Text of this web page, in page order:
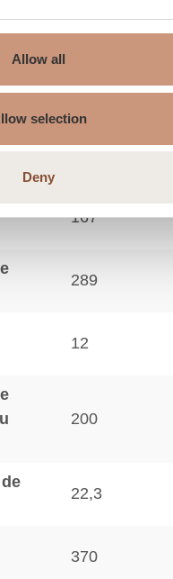
Allow all
selection
Deny
150…210
150
167
289
12
200
22,3
370